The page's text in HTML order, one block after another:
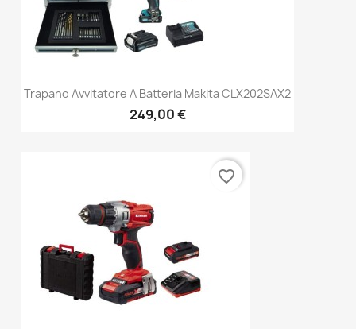
Trapano Avvitatore A Batteria Makita CLX202SAX2
249,00 €
favorite_border